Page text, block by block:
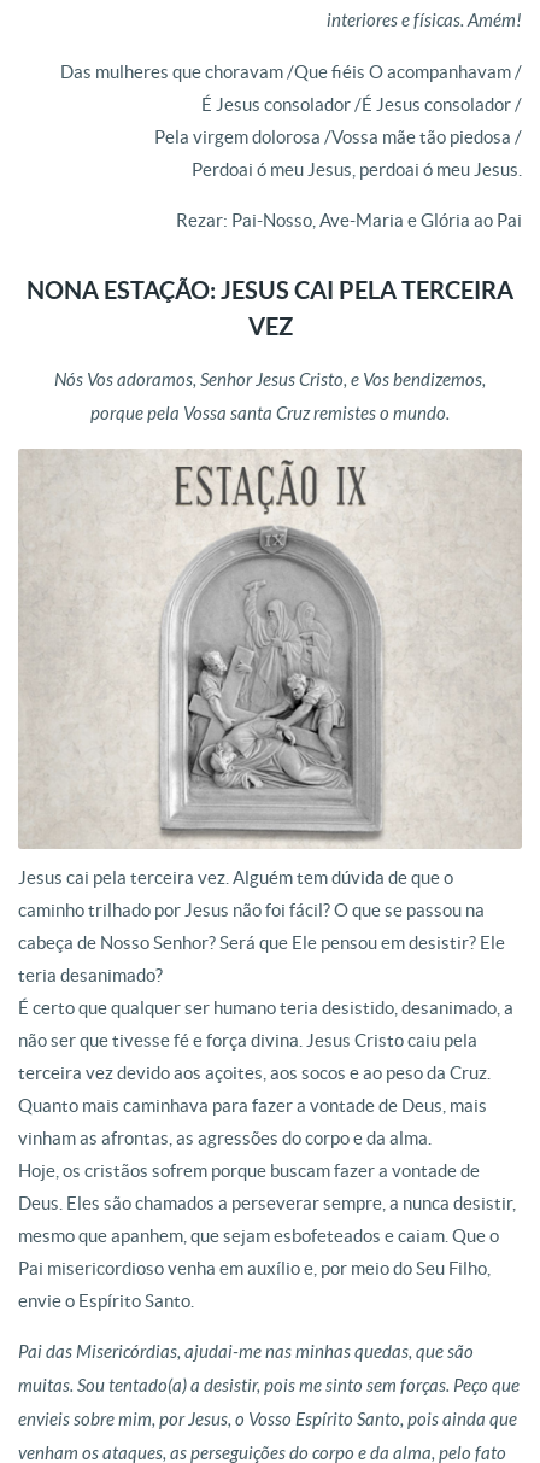
interiores e físicas. Amém!
Das mulheres que choravam /Que fiéis O acompanhavam /
É Jesus consolador /É Jesus consolador /
Pela virgem dolorosa /Vossa mãe tão piedosa /
Perdoai ó meu Jesus, perdoai ó meu Jesus.
Rezar: Pai-Nosso, Ave-Maria e Glória ao Pai
NONA ESTAÇÃO: JESUS CAI PELA TERCEIRA
VEZ
Nós Vos adoramos, Senhor Jesus Cristo, e Vos bendizemos,
porque pela Vossa santa Cruz remistes o mundo.
Jesus cai pela terceira vez. Alguém tem dúvida de que o
caminho trilhado por Jesus não foi fácil? O que se passou na
cabeça de Nosso Senhor? Será que Ele pensou em desistir? Ele
teria desanimado?
É certo que qualquer ser humano teria desistido, desanimado, a
não ser que tivesse fé e força divina. Jesus Cristo caiu pela
terceira vez devido aos açoites, aos socos e ao peso da Cruz.
Quanto mais caminhava para fazer a vontade de Deus, mais
vinham as afrontas, as agressões do corpo e da alma.
Hoje, os cristãos sofrem porque buscam fazer a vontade de
Deus. Eles são chamados a perseverar sempre, a nunca desistir,
mesmo que apanhem, que sejam esbofeteados e caiam. Que o
Pai misericordioso venha em auxílio e, por meio do Seu Filho,
envie o Espírito Santo.
Pai das Misericórdias, ajudai-me nas minhas quedas, que são
muitas. Sou tentado(a) a desistir, pois me sinto sem forças. Peço que
envieis sobre mim, por Jesus, o Vosso Espírito Santo, pois ainda que
venham os ataques, as perseguições do corpo e da alma, pelo fato